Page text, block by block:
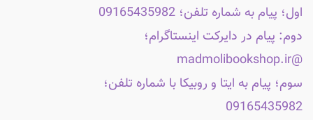
اول؛ پیام به شماره تلفن؛ 09165435982
دوم: پیام در دایرکت اینستاگرام؛
@madmolibookshop.ir
سوم؛ پیام به ایتا و روبیکا با شماره تلفن؛
09165435982